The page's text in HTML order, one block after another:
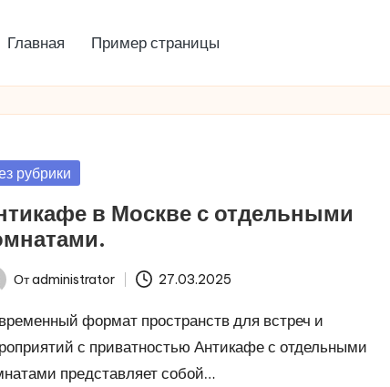
Главная Пример страницы
рубрики
в Москве с отдельными
Отadministrator 27.03.2025
формат пространств для встреч и
с приватностью Антикафе с отдельными
представляет собой…